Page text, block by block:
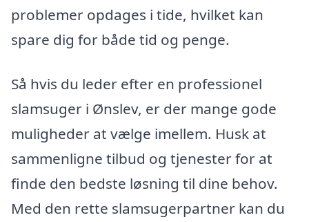
problemer opdages i tide, hvilket kan
spare dig for både tid og penge.
Så hvis du leder efter en professionel
slamsuger i Ønslev, er der mange gode
muligheder at vælge imellem. Husk at
sammenligne tilbud og tjenester for at
finde den bedste løsning til dine behov.
Med den rette slamsugerpartner kan du